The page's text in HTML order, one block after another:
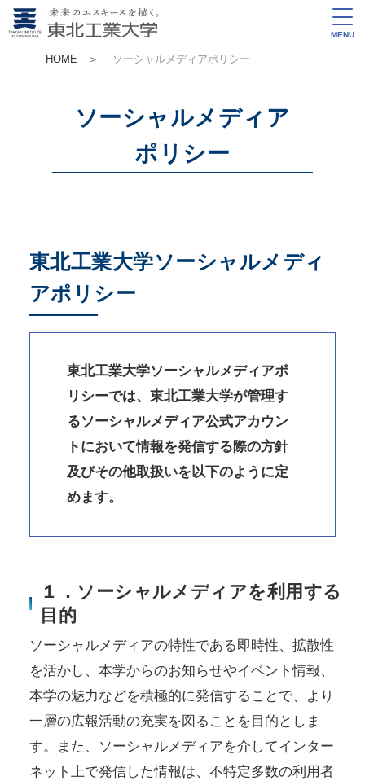
MENU
HOME ＞ ソーシャルメディアポリシー
ソーシャルメディア
ポリシー
東北工業大学ソーシャルメディ
アポリシー
東北工業大学ソーシャルメディアポ
リシーでは、東北工業大学が管理す
るソーシャルメディア公式アカウン
トにおいて情報を発信する際の方針
及びその他取扱いを以下のように定
めます。
１．ソーシャルメディアを利用する
目的
ソーシャルメディアの特性である即時性、拡散性
を活かし、本学からのお知らせやイベント情報、
本学の魅力などを積極的に発信することで、より
一層の広報活動の充実を図ることを目的としま
す。また、ソーシャルメディアを介してインター
ネット上で発信した情報は、不特定多数の利用者